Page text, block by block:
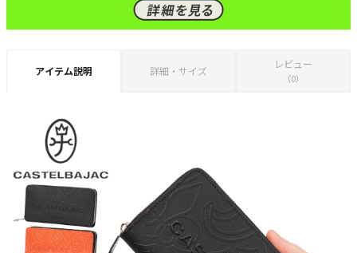
アイテム説明 詳細・サイズ
レビュー
（0）